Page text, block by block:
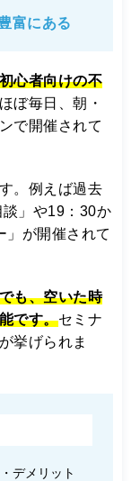
富にある
心者向けの不
ぼ毎日、朝・
で開催されて
。例えば過去
」や19：30か
」が開催されて
も、空いた時
です。セミナ
挙げられま
デメリット